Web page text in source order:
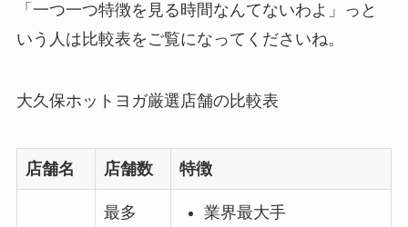
「一つ一つ特徴を見る時間なんてないわよ」っと
いう人は比較表をご覧になってくださいね。
大久保ホットヨガ厳選店舗の比較表
店舗名 店舗数 特徴
最多
業界最大手